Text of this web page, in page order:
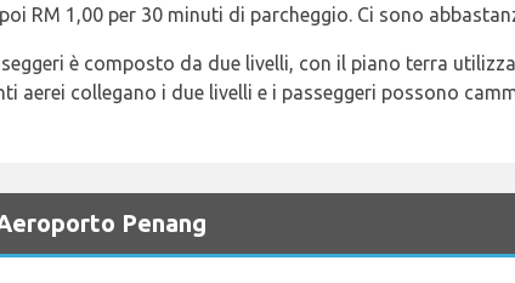
RM 1,00 per 30 minuti di parcheggio. Ci sono
è composto da due livelli, con il piano terra
aerei collegano i due livelli e i passeggeri possono
Penang